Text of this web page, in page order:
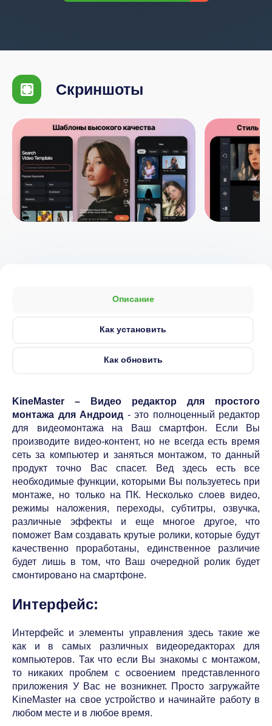
Скриншоты
Описание
Как установить
Как обновить
KineMaster – Видео редактор для простого
монтажа для Андроид - это полноценный редактор
для видеомонтажа на Ваш смартфон. Если Вы
производите видео-контент, но не всегда есть время
сеть за компьютер и заняться монтажом, то данный
продукт точно Вас спасет. Вед здесь есть все
необходимые функции, которыми Вы пользуетесь при
монтаже, но только на ПК. Несколько слоев видео,
режимы наложения, переходы, субтитры, озвучка,
различные эффекты и еще многое другое, что
поможет Вам создавать крутые ролики, которые будут
качественно проработаны, единственное различие
будет лишь в том, что Ваш очередной ролик будет
смонтировано на смартфоне.
Интерфейс:
Интерфейс и элементы управления здесь такие же
как и в самых различных видеоредакторах для
компьютеров. Так что если Вы знакомы с монтажом,
то никаких проблем с освоением представленного
приложения У Вас не возникнет. Просто загружайте
KineMaster на свое устройство и начинайте работу в
любом месте и в любое время.